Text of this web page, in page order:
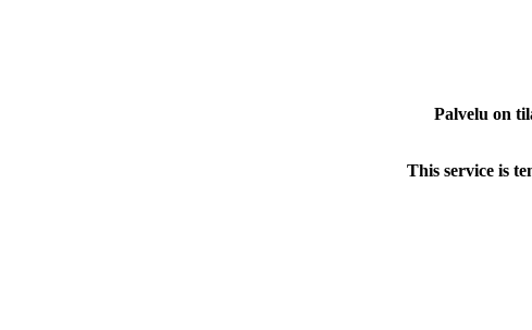
Palvelu on
This service is